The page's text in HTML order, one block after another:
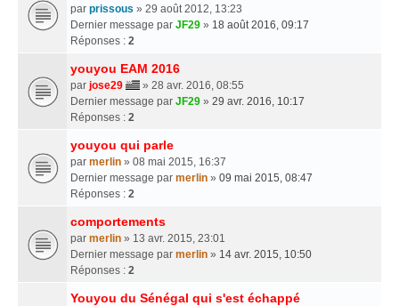
par prissous » 29 août 2012, 13:23
Dernier message par JF29 » 18 août 2016, 09:17
Réponses : 2
youyou EAM 2016
par jose29
» 28 avr. 2016, 08:55
Dernier message par JF29 » 29 avr. 2016, 10:17
Réponses : 2
youyou qui parle
par merlin » 08 mai 2015, 16:37
Dernier message par merlin » 09 mai 2015, 08:47
Réponses : 2
comportements
par merlin » 13 avr. 2015, 23:01
Dernier message par merlin » 14 avr. 2015, 10:50
Réponses : 2
Youyou du Sénégal qui s'est échappé